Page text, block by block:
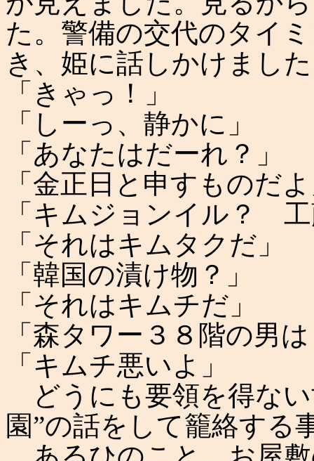
た。警備の交代のタイ
き、姫に話しかけまし
「きゃっ！」
「しーっ、静かに」
「あなたはだーれ？」
「金正日と申すものだ
「キムジョンイル？
「それはキムタクだ」
「韓国の漬け物？」
「それはキムチだ」
「森タワー３８階の男
「キムチ悪いよ」
どうにも要領を得ない
園”の話をして籠絡する